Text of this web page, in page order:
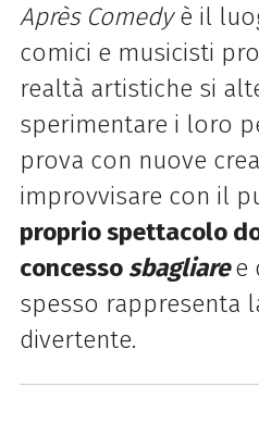
Après Comedyè il
comici e musicisti
realtà artistiche si
sperimentare i loro
prova con nuove
improvvisare con il
proprio spettacolo
concessosbagliare e
spesso rappresenta
divertente.